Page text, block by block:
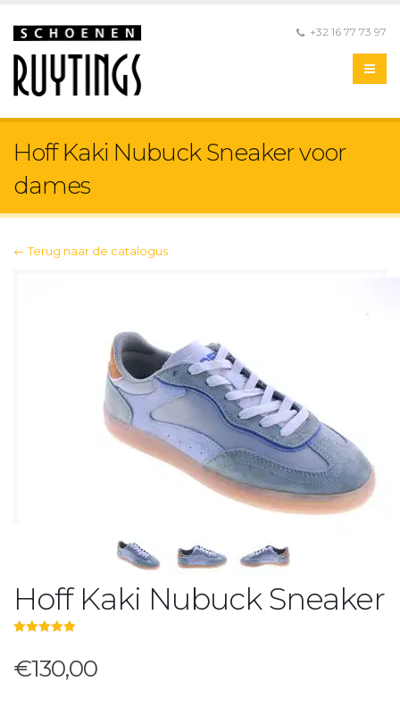
+32 16 77 73 97
Hoff Kaki Nubuck Sneaker voor
dames
← Terug naar de catalogus
Hoff Kaki Nubuck Sneaker
€130,00